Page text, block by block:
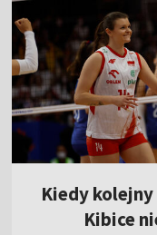
Kiedy
Kibice